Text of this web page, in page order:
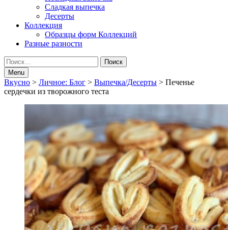
Сладкая выпечка
Десерты
Коллекция
Образцы форм Коллекций
Разные разности
Search
Найти:
Menu
Breadcrumbs
navigation
Вкусно > Личное: Блог > Выпечка/Десерты > Печенье
сердечки из творожного теста